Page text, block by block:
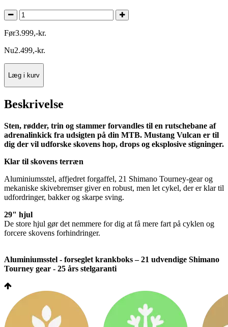
Før3.999,-kr.
Nu2.499,-kr.
Læg i kurv
Beskrivelse
Sten, rødder, trin og stammer forvandles til en rutschebane af
adrenalinkick fra udsigten på din MTB. Mustang Vulcan er til
dig der vil udforske skovens hop, drops og eksplosive stigninger.
Klar til skovens terræn
Aluminiumsstel, affjedret forgaffel, 21 Shimano Tourney-gear og
mekaniske skivebremser giver en robust, men let cykel, der er klar til
udfordringer, bakker og skarpe sving.
29" hjul
De store hjul gør det nemmere for dig at få mere fart på cyklen og
forcere skovens forhindringer.
Aluminiumsstel - forseglet krankboks – 21 udvendige Shimano
Tourney gear - 25 års stelgaranti